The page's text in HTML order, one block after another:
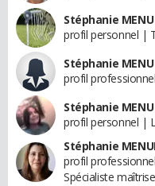
Stéphanie MENU
profil personnel |
Stéphanie MENU
profil
Stéphanie MENU
profil personnel |
Stéphanie
profil
Spécialiste